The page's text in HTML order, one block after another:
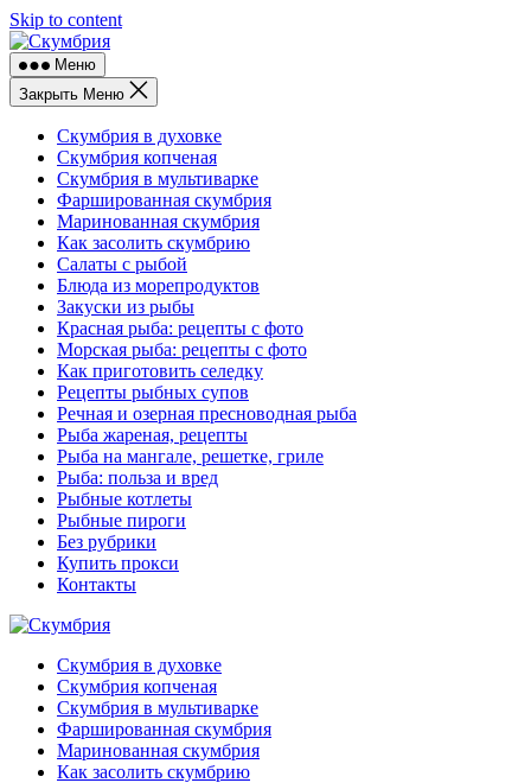
Skip to content
Меню
Закрыть Меню
Скумбрия в духовке
Скумбрия копченая
Скумбрия в мультиварке
Фаршированная скумбрия
Маринованная скумбрия
Как засолить скумбрию
Салаты с рыбой
Блюда из морепродуктов
Закуски из рыбы
Красная рыба: рецепты с фото
Морская рыба: рецепты с фото
Как приготовить селедку
Рецепты рыбных супов
Речная и озерная пресноводная рыба
Рыба жареная, рецепты
Рыба на мангале, решетке, гриле
Рыба: польза и вред
Рыбные котлеты
Рыбные пироги
Без рубрики
Купить прокси
Контакты
Скумбрия в духовке
Скумбрия копченая
Скумбрия в мультиварке
Фаршированная скумбрия
Маринованная скумбрия
Как засолить скумбрию